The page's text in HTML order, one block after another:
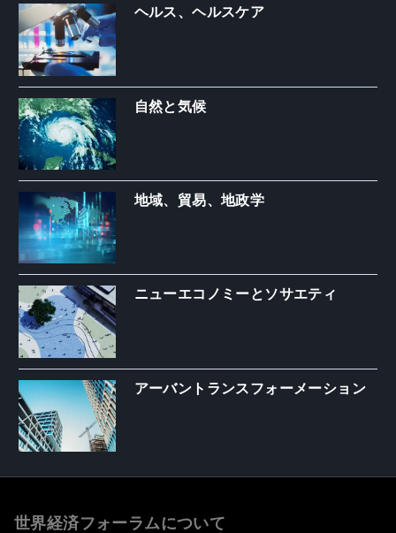
ヘルス、ヘルスケア
自然と気候
地域、貿易、地政学
ニューエコノミーとソサエティ
アーバントランスフォーメーション
世界経済フォーラムについて